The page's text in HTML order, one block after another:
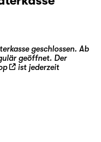
geschlossen. Ab
geöffnet. Der
ist jederzeit